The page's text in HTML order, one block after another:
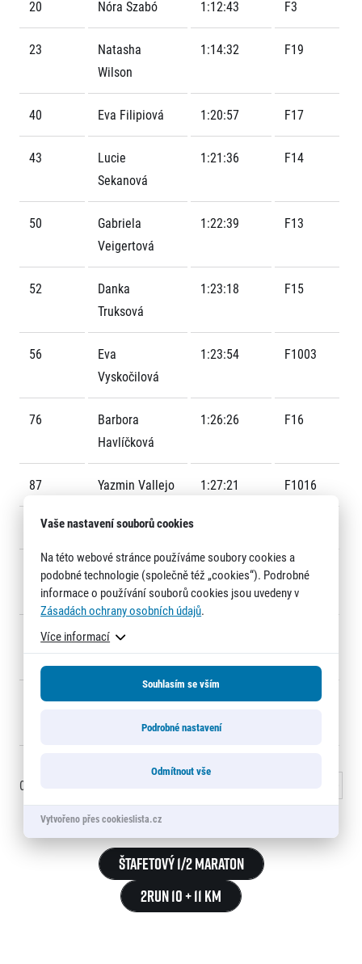
Mobilní aplikace RunCzech
Stáhněte si mobilní aplikaci RunCzech.
Naši partneři
Historie
Dobrovolníci
Šablony k dárkovému poukazu ke stažení
Pro média
Akreditace a vše k závodům
Poznámky pro editory
Magazíny
RunCzech
RunCzech Racing
Running Mall
Vítejte v Running Mall
Individuální trénink
Skupinové tréninky
Firemní tréninky
Masáže
Titulární partneři
Informace o webu
Všeobecné smluvní podmínky
Informace o cookies
Podmínky GDPR
© 2026 RunCzech s.r.o.
20 Nóra Szabó 1:12:43 F3
23
Natasha
Wilson
1:14:32 F19
40 Eva Filipiová 1:20:57 F17
43
Lucie
Sekanová
1:21:36 F14
50
Gabriela
Veigertová
1:22:39 F13
52
Danka
Truksová
1:23:18 F15
56
Eva
Vyskočilová
1:23:54 F1003
76
Barbora
Havlíčková
1:26:26 F16
87 Yazmin Vallejo 1:27:21 F1016
114 Eva Drábeková
123
Tereza
Pišteková
1:29:32 F1015
136
Lucie
Horelicová
163
Kateřina
Klementová
1:32:35 F1109
0 - 15
Štafetový 1/2 Maraton
2Run 10 + 11 km
Vaše nastavení souborů cookies
Na této webové stránce používáme soubory cookies a
podobné technologie (společně též „cookies“). Podrobné
informace o používání souborů cookies jsou uvedeny v
Zásadách ochrany osobních údajů.
Více informací
Souhlasím se vším
Podrobné nastavení
Odmítnout vše
Vytvořeno přes cookieslista.cz